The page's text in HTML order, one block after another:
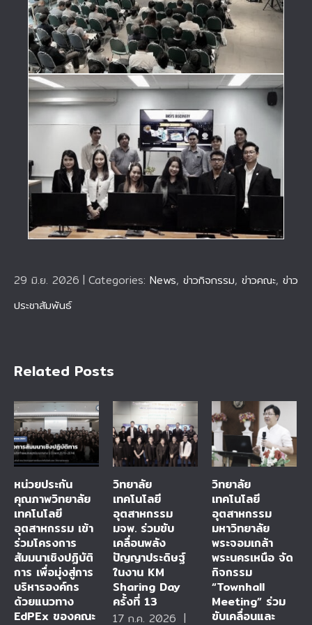
29 มิ.ย. 2026 | Categories: News, ข่าวกิจกรรม, ข่าวคณะ, ข่าว
ประชาสัมพันธ์
Related Posts
หน่วยประกัน
คุณภาพวิทยาลัย
เทคโนโลยี
อุตสาหกรรม เข้า
ร่วมโครงการ
สัมมนาเชิงปฏิบัติ
การ เพื่อมุ่งสู่การ
บริหารองค์กร
ด้วยแนวทาง
EdPEx ของคณะ
วิทยาลัย
เทคโนโลยี
อุตสาหกรรม
มจพ. ร่วมขับ
เคลื่อนพลัง
ปัญญาประดิษฐ์
ในงาน KM
Sharing Day
ครั้งที่ 13
17 ก.ค. 2026 |
วิทยาลัย
เทคโนโลยี
อุตสาหกรรม
มหาวิทยาลัย
พระจอมเกล้า
พระนครเหนือ จัด
กิจกรรม
“Townhall
Meeting” ร่วม
ขับเคลื่อนและ